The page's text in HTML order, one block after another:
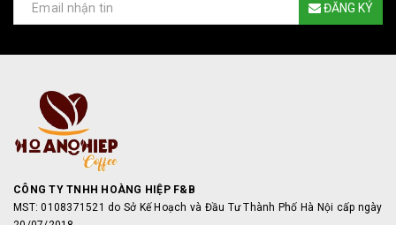
ĐĂNG KÝ
CÔNG TY TNHH HOÀNG HIỆP F&B
MST: 0108371521 do Sở Kế Hoạch và Đầu Tư Thành Phố Hà Nội cấp ngày